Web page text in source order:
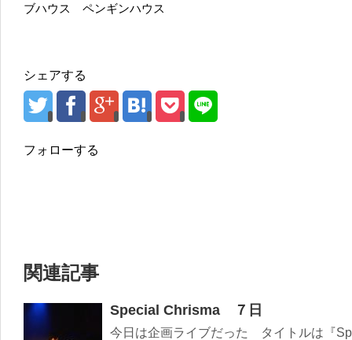
ブハウス ペンギンハウス
シェアする
フォローする
関連記事
Special Chrisma ７日
今日は企画ライブだった タイトルは『